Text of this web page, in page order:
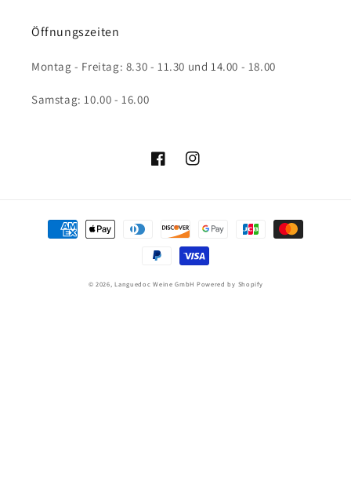
Öffnungszeiten
Montag - Freitag: 8.30 - 11.30 und 14.00 - 18.00
Samstag: 10.00 - 16.00
FacebookInstagram
Zahlungsmethoden
© 2026,Languedoc Weine GmbH Powered by Shopify